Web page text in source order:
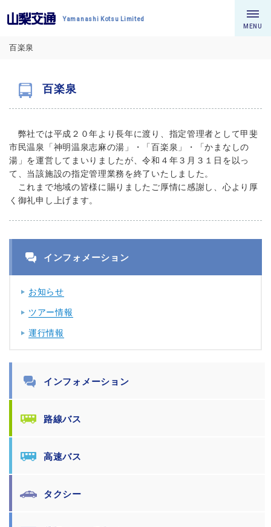
Yamanashi Kotsu Limited
MENU
百楽泉
百楽泉
弊社では平成２０年より長年に渡り、指定管理者として甲斐
市民温泉「神明温泉志麻の湯」・「百楽泉」・「かまなしの
湯」を運営してまいりましたが、令和４年３月３１日を以っ
て、当該施設の指定管理業務を終了いたしました。
これまで地域の皆様に賜りましたご厚情に感謝し、心より厚
く御礼申し上げます。
インフォメーション
お知らせ
ツアー情報
運行情報
インフォメーション
路線バス
高速バス
タクシー